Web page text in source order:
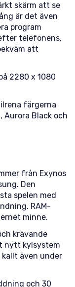
skärm att se
är det även
program
telefonens,
att
2280 x 1080
färgerna
Aurora Black och
från Exynos
Den
spelen med
RAM-
minne.
krävande
nytt kylsystem
även under
och 30